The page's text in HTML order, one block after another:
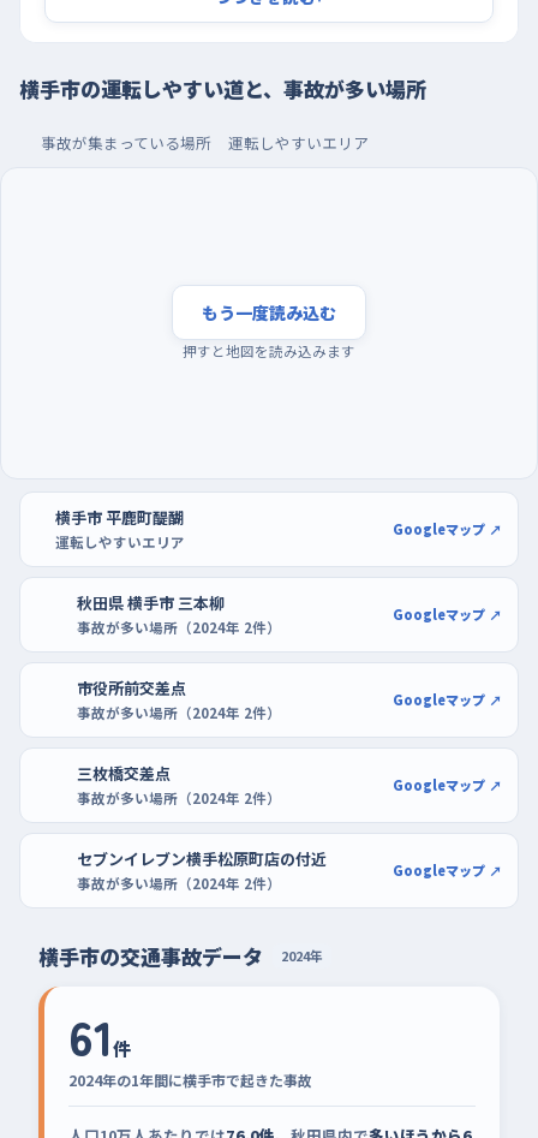
ブン横手松原町店の南側あたり。北へ向かってゆるやかに下って
いる場所で、信号のない交差点が続くため、下り勾配で速度が乗
ったまま交差点に差しかかりやすい。コンビニに入る車、出る車
おくと安心できる。
が一番効く。人も車もいちばん増えるうえ、明るさが変わる時間
なので、歩行者や自転車が見つけにくくなるからだ。逆に早朝は
交通量がぐっと少なく、直線の多い婦気大堤や平鹿町醍醐なら、
練習は、区画が広く見通しのきくハッピータウンショッピングセン
ターの駐車場が使いやすい。開店前後の空いている時間に、白線
に沿ってまっすぐ入れる練習を数回。もう少し車の少ない場所が
よければ、コメリホームセンター横手店のように出入口の位置が
わかりやすい駐車場で、バックでの出し入れを繰り返しておくと、
街なかでの駐車がぐっと楽になる。
横手市の運転しやすい道と、事故が多い場所
事故が集まっている場所 運転しやすいエリア
もう一度読み込む
押すと地図を読み込みます
横手市 平鹿町醍醐
運転しやすいエリア
Googleマップ ↗
秋田県 横手市 三本柳
事故が多い場所（2024年 2件）
Googleマップ ↗
市役所前交差点
事故が多い場所（2024年 2件）
Googleマップ ↗
三枚橋交差点
事故が多い場所（2024年 2件）
Googleマップ ↗
セブンイレブン横手松原町店の付近
事故が多い場所（2024年 2件）
Googleマップ ↗
横手市の交通事故データ 2024年
61件
2024年の1年間に横手市で起きた事故